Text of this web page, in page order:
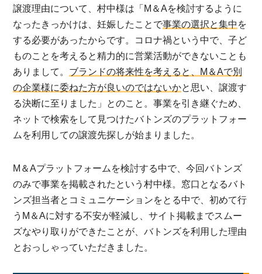
譲渡理由について、村中様は「M＆Aを検討するように
なったきっかけは、妊娠したことで事業の選択と集中 を
する必要があったからです。コロナ禍という中で、子ど
ものことを考えると精力的に営業活動ができないことも
ありまして。 ブランドの将来性を考えると、M＆Aで別
の企業様に委ねた方が良いのではないかと思い、譲渡す
る決断に至りました」とのこと。事業を引き継ぐため、
ネットで検索をして見つけたバトンズのプラットフォー
ムを利用しての譲渡先探しが始まりました。
M＆Aプラットフォームを検討する中で、今回バトンズ
のみで事業を掲載されたという村中様。窓口となるバト
ンズ担当者とコミュニケーションをとる中で、初めて行
うM＆Aに対する不安が軽減し、サイト掲載までスムー
ズなやり取りができたことが、バトンズを利用した理由
とおっしゃっていただきました。